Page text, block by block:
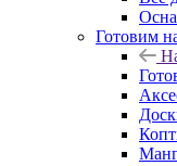
Готовим